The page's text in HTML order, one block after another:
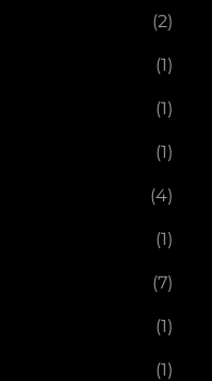
(2)
(1)
(1)
(1)
(4)
(1)
(7)
(1)
(1)